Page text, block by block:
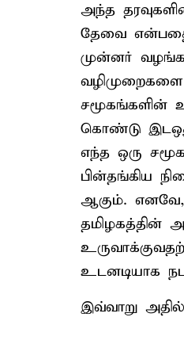
அந்த
தேவை என்பதை
முன்னர்
சமூகங்களின்
கொண்டு
எந்த ஒரு
பின்தங்கிய
ஆகும். எனவே,
தமிழகத்தின்
உடனடியாக
இவ்வாறு அதில்